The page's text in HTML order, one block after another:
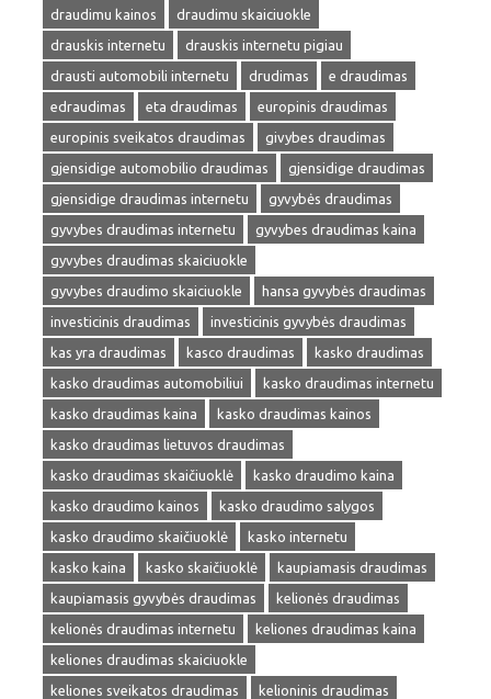
draudimu kainos
draudimu skaiciuokle
drauskis internetu
drauskis internetu pigiau
drausti automobili internetu
drudimas
e draudimas
edraudimas
eta draudimas
europinis draudimas
europinis sveikatos draudimas
givybes draudimas
gjensidige automobilio draudimas
gjensidige draudimas
gjensidige draudimas internetu
gyvybės draudimas
gyvybes draudimas internetu
gyvybes draudimas kaina
gyvybes draudimas skaiciuokle
gyvybes draudimo skaiciuokle
hansa gyvybės draudimas
investicinis draudimas
investicinis gyvybės draudimas
kas yra draudimas
kasco draudimas
kasko draudimas
kasko draudimas automobiliui
kasko draudimas internetu
kasko draudimas kaina
kasko draudimas kainos
kasko draudimas lietuvos draudimas
kasko draudimas skaičiuoklė
kasko draudimo kaina
kasko draudimo kainos
kasko draudimo salygos
kasko draudimo skaičiuoklė
kasko internetu
kasko kaina
kasko skaičiuoklė
kaupiamasis draudimas
kaupiamasis gyvybės draudimas
kelionės draudimas
kelionės draudimas internetu
keliones draudimas kaina
keliones draudimas skaiciuokle
keliones sveikatos draudimas
kelioninis draudimas